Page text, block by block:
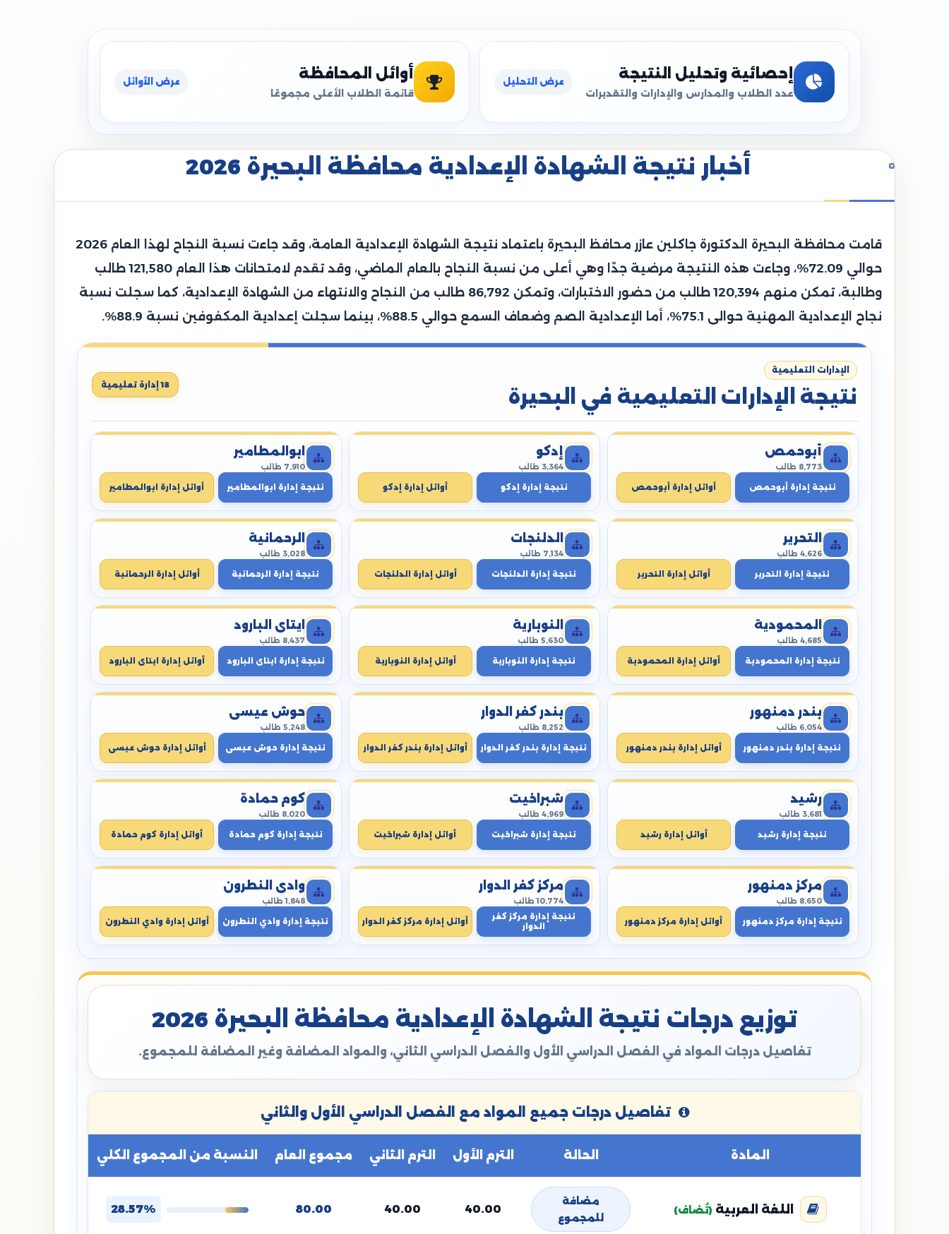
إحصائية وتحليل النتيجة
عدد الطلاب والمدارس والإدارات والتقديرات
عرض التحليل أوائل المحافظة
قائمة الطلاب الأعلى مجموعًا
عرض الأوائل
أخبار نتيجة الشهادة الإعدادية محافظة البحيرة 2026
قامت محافظة البحيرة الدكتورة جاكلين عازر محافظ البحيرة باعتماد نتيجة الشهادة الإعدادية العامة، وقد جاءت نسبة النجاح لهذا العام 2026
حوالي 72.09%، وجاءت هذه النتيجة مرضية جدًا وهي أعلى من نسبة النجاح بالعام الماضي، وقد تقدم لامتحانات هذا العام 121,580 طالب
وطالبة، تمكن منهم 120,394 طالب من حضور الاختبارات، وتمكن 86,792 طالب من النجاح والانتهاء من الشهادة الإعدادية، كما سجلت نسبة
نجاح الإعدادية المهنية حوالى 75.1%، أما الإعدادية الصم وضعاف السمع حوالي 88.5%، بينما سجلت إعدادية المكفوفين نسبة 88.9%.
الإدارات التعليمية
نتيجة الإدارات التعليمية في البحيرة
18 إدارة تعليمية
أبوحمص
8,773 طالب
نتيجة إدارة أبوحمص أوائل إدارة أبوحمص
إدكو
3,364 طالب
نتيجة إدارة إدكو أوائل إدارة إدكو
ابوالمطامير
7,910 طالب
نتيجة إدارة ابوالمطامير أوائل إدارة ابوالمطامير
التحرير
4,626 طالب
نتيجة إدارة التحرير أوائل إدارة التحرير
الدلنجات
7,134 طالب
نتيجة إدارة الدلنجات أوائل إدارة الدلنجات
الرحمانية
3,028 طالب
نتيجة إدارة الرحمانية أوائل إدارة الرحمانية
المحمودية
4,685 طالب
نتيجة إدارة المحمودية أوائل إدارة المحمودية
النوبارية
5,630 طالب
نتيجة إدارة النوبارية أوائل إدارة النوبارية
ايتاى البارود
8,437 طالب
نتيجة إدارة ايتاى البارود أوائل إدارة ايتاى البارود
بندر دمنهور
6,054 طالب
نتيجة إدارة بندر دمنهور أوائل إدارة بندر دمنهور
بندر كفر الدوار
8,252 طالب
نتيجة إدارة بندر كفر الدوار أوائل إدارة بندر كفر الدوار
حوش عيسى
5,248 طالب
نتيجة إدارة حوش عيسى أوائل إدارة حوش عيسى
رشيد
3,681 طالب
نتيجة إدارة رشيد أوائل إدارة رشيد
شبراخيت
4,969 طالب
نتيجة إدارة شبراخيت أوائل إدارة شبراخيت
كوم حمادة
8,020 طالب
نتيجة إدارة كوم حمادة أوائل إدارة كوم حمادة
مركز دمنهور
8,650 طالب
نتيجة إدارة مركز دمنهور أوائل إدارة مركز دمنهور
مركز كفر الدوار
10,774 طالب
نتيجة إدارة مركز كفر
الدوار
أوائل إدارة مركز كفر الدوار
وادي النطرون
1,848 طالب
نتيجة إدارة وادي النطرون أوائل إدارة وادي النطرون
توزيع درجات نتيجة الشهادة الإعدادية محافظة البحيرة 2026
تفاصيل درجات المواد في الفصل الدراسي الأول والفصل الدراسي الثاني، والمواد المضافة وغير المضافة للمجموع.
تفاصيل درجات جميع المواد مع الفصل الدراسي الأول والثاني
المادة الحالة الترم الأول الترم الثاني مجموع العام النسبة من المجموع الكلي
اللغة العربية (تُضاف)
مضافة
للمجموع
40.00
40.00
80.00
28.57%